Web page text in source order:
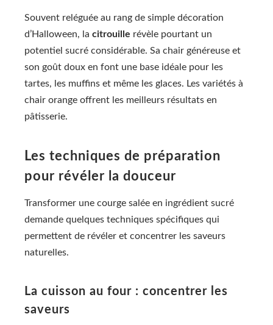
Souvent reléguée au rang de simple décoration
d’Halloween, la citrouille révèle pourtant un
potentiel sucré considérable. Sa chair généreuse et
son goût doux en font une base idéale pour les
tartes, les muffins et même les glaces. Les variétés à
chair orange offrent les meilleurs résultats en
pâtisserie.
Les techniques de préparation
pour révéler la douceur
Transformer une courge salée en ingrédient sucré
demande quelques techniques spécifiques qui
permettent de révéler et concentrer les saveurs
naturelles.
La cuisson au four : concentrer les
saveurs